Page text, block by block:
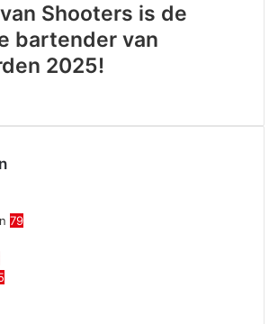
Shooters is de
bartender van
2025!
79